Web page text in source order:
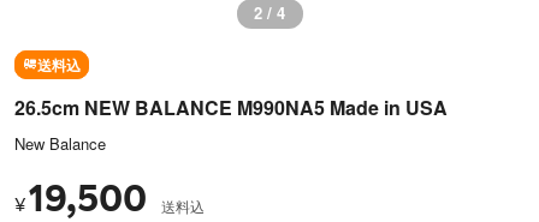
2 / 4
送料込
26.5cm NEW BALANCE M990NA5 Made in USA
New Balance
¥19,500 送料込